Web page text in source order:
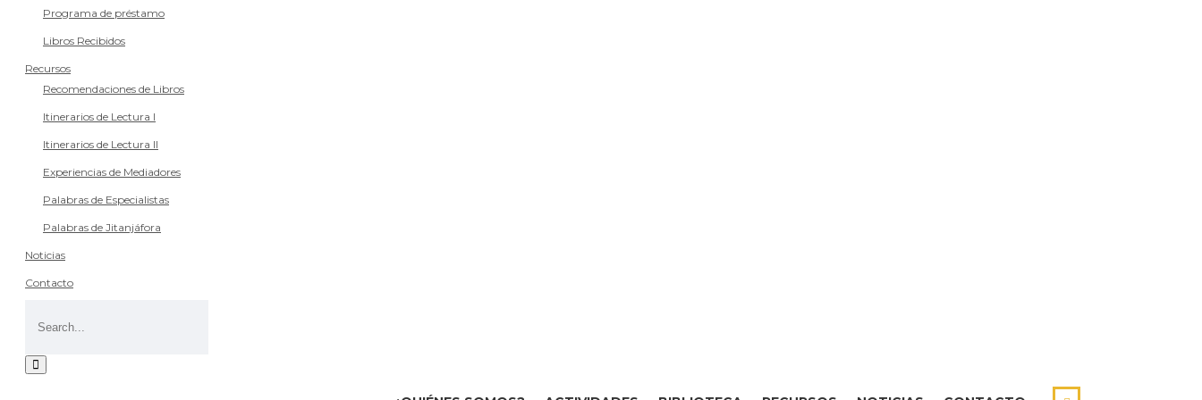
Programa de préstamo
Libros Recibidos
Recursos
Recomendaciones de Libros
Itinerarios de Lectura I
Itinerarios de Lectura II
Experiencias de Mediadores
Palabras de Especialistas
Palabras de Jitanjáfora
Noticias
Contacto